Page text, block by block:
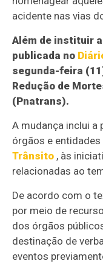
acidente nas vias
Além de instituir
publicada no
segunda-feira
Redução de
(Pnatrans).
A mudança inclui a
órgãos e
Trânsito , às
relacionadas ao
De acordo com o
por meio de
dos órgãos
destinação de
eventos